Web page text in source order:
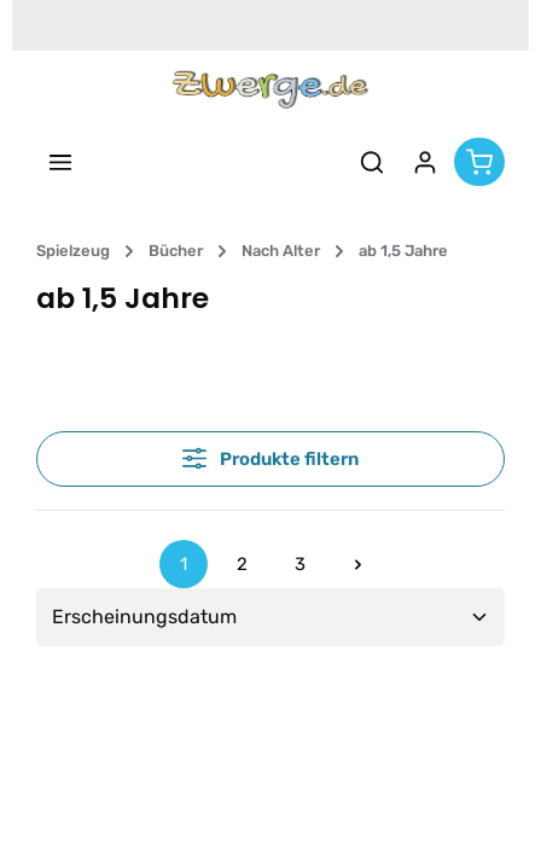
Spielzeug Bücher Nach Alter ab 1,5 Jahre
ab 1,5 Jahre
Produkte filtern
Seite
1
Seite
2
Seite
3